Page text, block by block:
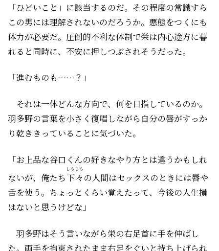
「ひどいこと」に該当するのだ。その程度の常識すら
この男には理解されないのだろうか。悪態をつくにも
体力が必要だ。圧倒的不利な体制で栄は内心途方に暮
れると同時に、不安に押しつぶされそうだった。
「進むものも……？」
それは一体どんな方向で、何を目指しているのか。
羽多野の言葉を小さく復唱しながら自分の唇がすっか
り乾ききっていることに気づいた。
「お上品な谷口くんの好きなやり方とは違うかもしれ
ないが、俺たち下々
しもじも
の人間はセックスのときには唇や
舌を使う。ちょっとくらい覚えたって、今後の人生損
はないと思うけどな」
羽多野はそう言いながら栄の右足首に手を伸ばし
た。両手を拘束されたまま右足をぐいと持ち上げられ